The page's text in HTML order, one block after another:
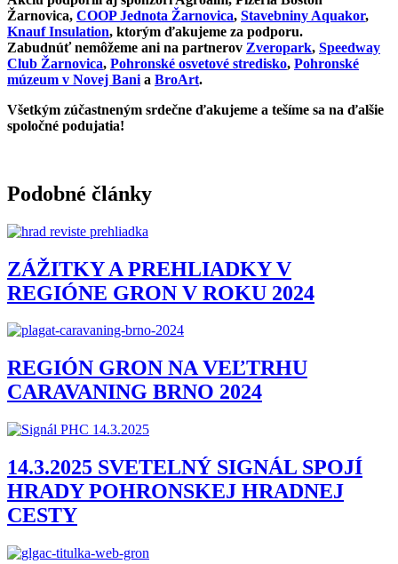
Žarnovica, COOP Jednota Žarnovica, Stavebniny Aquakor,
Knauf Insulation, ktorým ďakujeme za podporu.
Zabudnúť nemôžeme ani na partnerov Zveropark, Speedway
Club Žarnovica, Pohronské osvetové stredisko, Pohronské
múzeum v Novej Bani a BroArt.
Všetkým zúčastneným srdečne ďakujeme a tešíme sa na ďalšie
spoločné podujatia!
Podobné články
ZÁŽITKY A PREHLIADKY V
REGIÓNE GRON V ROKU 2024
REGIÓN GRON NA VEĽTRHU
CARAVANING BRNO 2024
14.3.2025 SVETELNÝ SIGNÁL SPOJÍ
HRADY POHRONSKEJ HRADNEJ
CESTY